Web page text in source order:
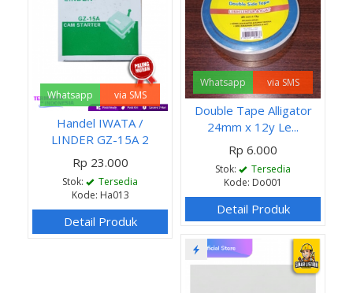
Whatsapp via SMS
Handel IWATA /
LINDER GZ-15A 2
Rp 23.000
Stok:
Tersedia
Kode: Ha013
Detail Produk
Whatsapp via SMS
Double Tape Alligator
24mm x 12y Le...
Rp 6.000
Stok:
Tersedia
Kode: Do001
Detail Produk